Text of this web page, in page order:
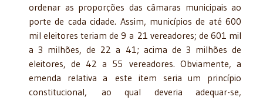
ordenar as proporções das câmaras municipais ao
porte de cada cidade. Assim, municípios de até 600
mil eleitores teriam de 9 a 21 vereadores; de 601 mil
a 3 milhões, de 22 a 41; acima de 3 milhões de
eleitores, de 42 a 55 vereadores. Obviamente, a
emenda relativa a este item seria um princípio
constitucional, ao qual deveria adequar-se,